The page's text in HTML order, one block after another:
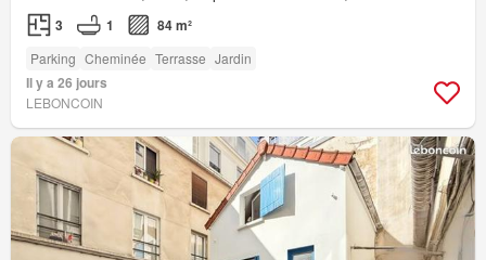
3 1 84 m²
Parking Cheminée Terrasse Jardin
Il y a 26 jours
LEBONCOIN